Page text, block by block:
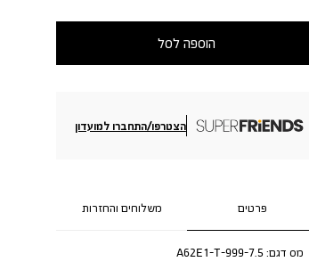
הוספה לסל
הצטרפו/התחברו למועדון
פרטים משלוחים והחזרות
מס דגם:A62E1-T-999-7.5